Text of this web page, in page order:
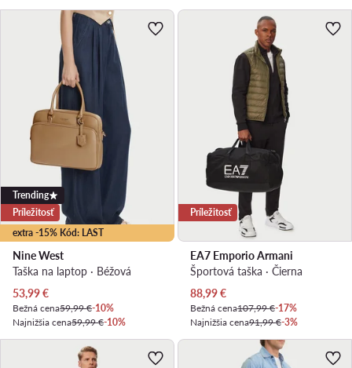
extra -15% Kód: LAST
Trending
Príležitosť
Nine West
Taška na laptop · Béžová
Aktuálna cena
53,99€
Bežná cena59,99 €-10%
Najnižšia cena59,99 €-10%
Príležitosť
EA7 Emporio Armani
Športová taška · Čierna
Aktuálna cena
88,99€
Bežná cena107,99 €-17%
Najnižšia cena91,99 €-3%